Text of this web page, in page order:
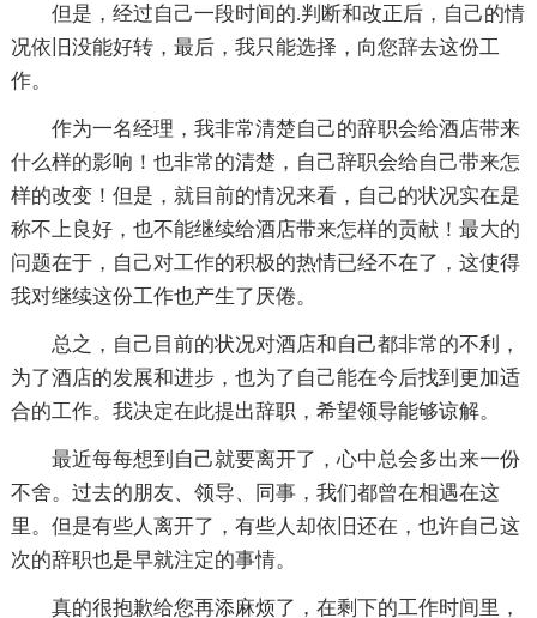
但是，经过自己一段时间的.判断和改正后，自己的情
况依旧没能好转，最后，我只能选择，向您辞去这份工
作。
作为一名经理，我非常清楚自己的辞职会给酒店带来
什么样的影响！也非常的清楚，自己辞职会给自己带来怎
样的改变！但是，就目前的情况来看，自己的状况实在是
称不上良好，也不能继续给酒店带来怎样的贡献！最大的
问题在于，自己对工作的积极的热情已经不在了，这使得
我对继续这份工作也产生了厌倦。
总之，自己目前的状况对酒店和自己都非常的不利，
为了酒店的发展和进步，也为了自己能在今后找到更加适
合的工作。我决定在此提出辞职，希望领导能够谅解。
最近每每想到自己就要离开了，心中总会多出来一份
不舍。过去的朋友、领导、同事，我们都曾在相遇在这
里。但是有些人离开了，有些人却依旧还在，也许自己这
次的辞职也是早就注定的事情。
真的很抱歉给您再添麻烦了，在剩下的工作时间里，